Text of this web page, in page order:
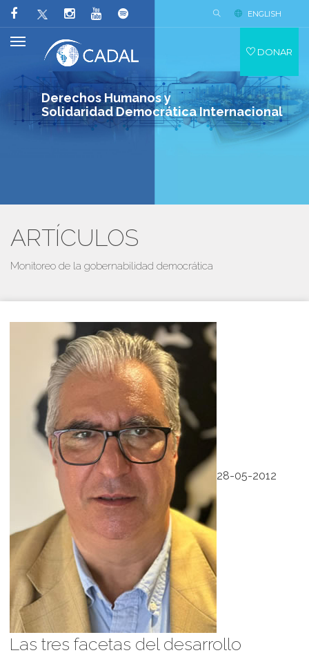
Derechos Humanos y
Solidaridad Democrática Internacional
ENGLISH
DONAR
ARTÍCULOS
Monitoreo de la gobernabilidad democrática
28-05-2012
Las tres facetas del desarrollo